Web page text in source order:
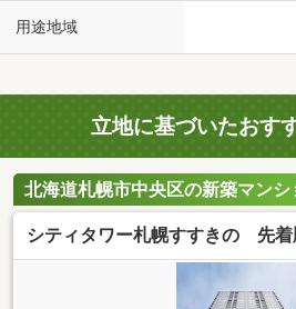
用途地域
立地に基づいたおす
北海道札幌市中央区の新築マンシ
シティタワー札幌すすきの 先着